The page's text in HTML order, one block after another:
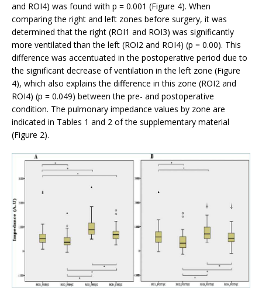
and ROI4) was found with p = 0.001 (Figure 4). When
comparing the right and left zones before surgery, it was
determined that the right (ROI1 and ROI3) was significantly
more ventilated than the left (ROI2 and ROI4) (p = 0.00). This
difference was accentuated in the postoperative period due to
the significant decrease of ventilation in the left zone (Figure
4), which also explains the difference in this zone (ROI2 and
ROI4) (p = 0.049) between the pre- and postoperative
condition. The pulmonary impedance values by zone are
indicated in Tables 1 and 2 of the supplementary material
(Figure 2).